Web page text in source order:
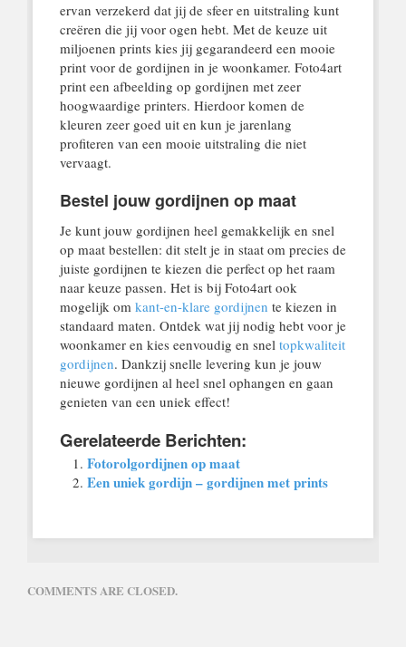
ervan verzekerd dat jij de sfeer en uitstraling kunt
creëren die jij voor ogen hebt. Met de keuze uit
miljoenen prints kies jij gegarandeerd een mooie
print voor de gordijnen in je woonkamer. Foto4art
print een afbeelding op gordijnen met zeer
hoogwaardige printers. Hierdoor komen de
kleuren zeer goed uit en kun je jarenlang
profiteren van een mooie uitstraling die niet
vervaagt.
Bestel jouw gordijnen op maat
Je kunt jouw gordijnen heel gemakkelijk en snel
op maat bestellen: dit stelt je in staat om precies de
juiste gordijnen te kiezen die perfect op het raam
naar keuze passen. Het is bij Foto4art ook
mogelijk om kant-en-klare gordijnen te kiezen in
standaard maten. Ontdek wat jij nodig hebt voor je
woonkamer en kies eenvoudig en snel topkwaliteit
gordijnen. Dankzij snelle levering kun je jouw
nieuwe gordijnen al heel snel ophangen en gaan
genieten van een uniek effect!
Gerelateerde Berichten:
Fotorolgordijnen op maat
Een uniek gordijn – gordijnen met prints
COMMENTS ARE CLOSED.